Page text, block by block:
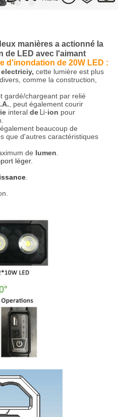
manières a actionné la
de LED avec l'aimant
d'inondation de 20W LED :
cette lumière est plus
comme la construction,
gardé/chargeant par relié
, peut également courir
interal deLi-ion pour
beaucoup de
que d'autres caractéristiques
de lumen.
léger.
.